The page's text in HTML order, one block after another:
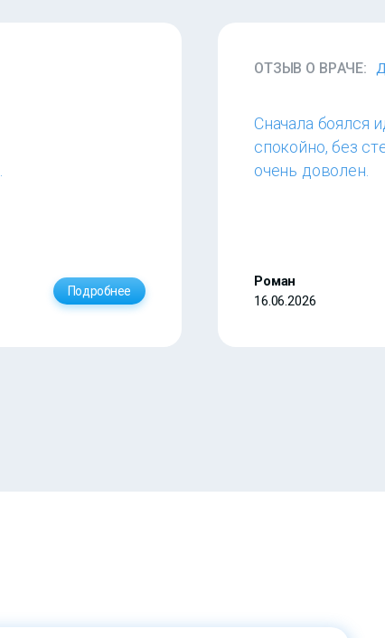
Подробнее
ОТЗЫВ О ВРАЧЕ:
Сначала боялся
спокойно, без
очень доволен.
Роман
16.06.2026